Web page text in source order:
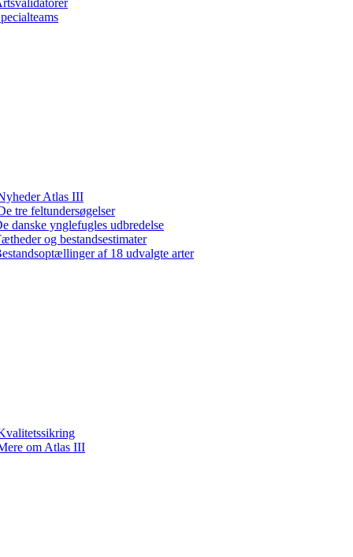
Atlas III
tre feltundersøgelser
danske ynglefugles udbredelse
og bestandsestimater
af 18 udvalgte arter
om Atlas III